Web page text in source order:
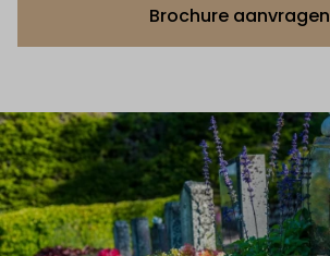
Brochure aanvragen